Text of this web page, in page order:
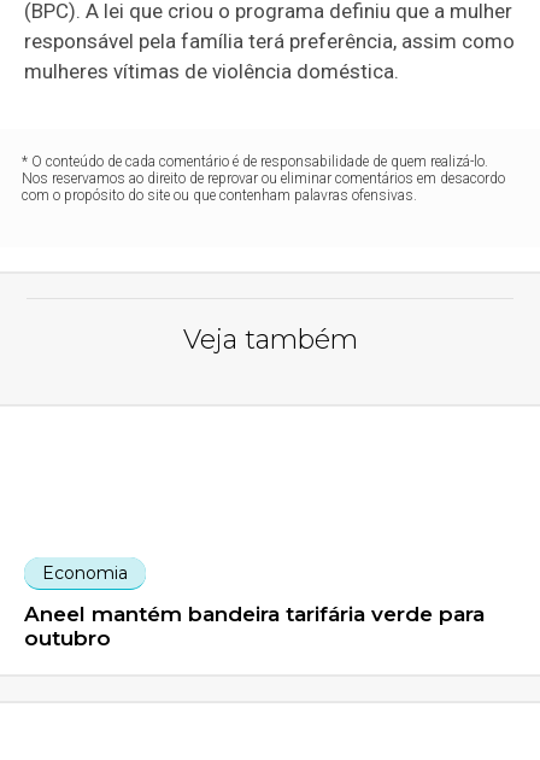
(BPC). A lei que criou o programa definiu que a mulher
responsável pela família terá preferência, assim como
mulheres vítimas de violência doméstica.
* O conteúdo de cada comentário é de responsabilidade de quem realizá-lo.
Nos reservamos ao direito de reprovar ou eliminar comentários em desacordo
com o propósito do site ou que contenham palavras ofensivas.
Veja também
Economia
Aneel mantém bandeira tarifária verde para
outubro